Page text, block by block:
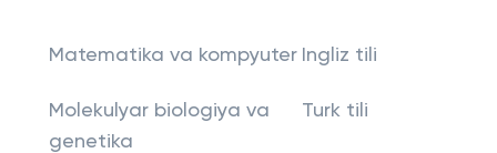
Matematika va kompyuter Ingliz tili
Molekulyar biologiya va
genetika
Turk tili